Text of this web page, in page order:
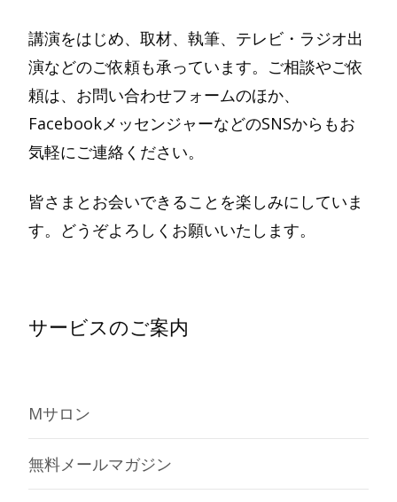
講演をはじめ、取材、執筆、テレビ・ラジオ出
演などのご依頼も承っています。ご相談やご依
頼は、お問い合わせフォームのほか、
FacebookメッセンジャーなどのSNSからもお
気軽にご連絡ください。
皆さまとお会いできることを楽しみにしていま
す。どうぞよろしくお願いいたします。
サービスのご案内
Mサロン
無料メールマガジン